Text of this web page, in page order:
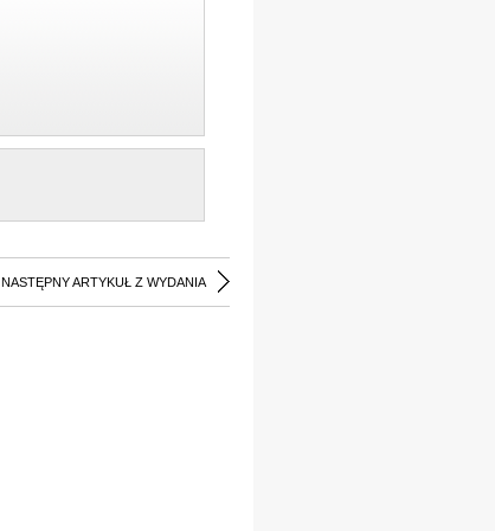
NASTĘPNY ARTYKUŁ Z WYDANIA